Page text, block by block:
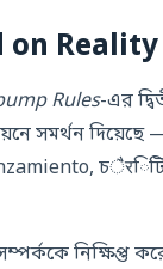
on Reality
Rules-এর
সমর্থন দিয়েছে
চैरিটি
নিক্ষিপ্ত